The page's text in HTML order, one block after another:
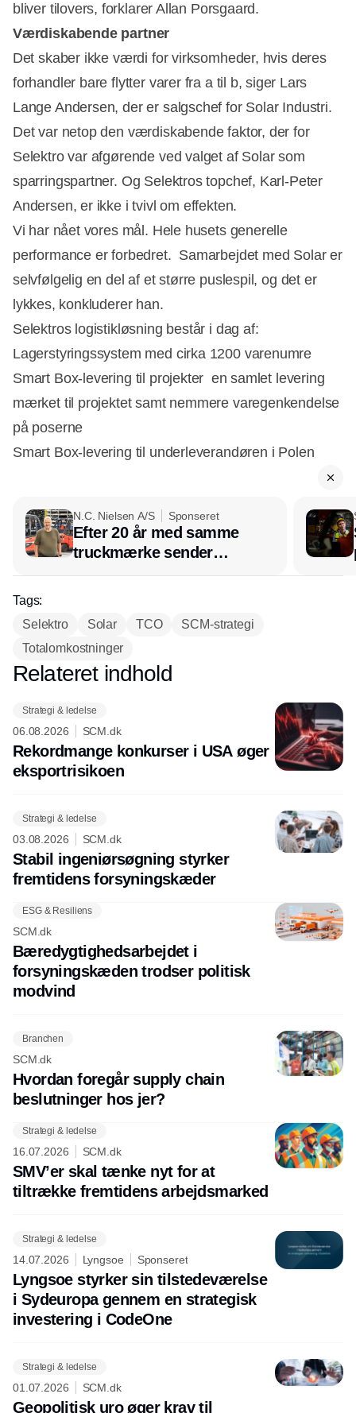
bliver tilovers, forklarer Allan Porsgaard.
Værdiskabende partner
Det skaber ikke værdi for virksomheder, hvis deres
forhandler bare flytter varer fra a til b, siger Lars
Lange Andersen, der er salgschef for Solar Industri.
Det var netop den værdiskabende faktor, der for
Selektro var afgørende ved valget af Solar som
sparringspartner. Og Selektros topchef, Karl-Peter
Andersen, er ikke i tvivl om effekten.
Vi har nået vores mål. Hele husets generelle
performance er forbedret. Samarbejdet med Solar er
selvfølgelig en del af et større puslespil, og det er
lykkes, konkluderer han.
Selektros logistikløsning består i dag af:
Lagerstyringssystem med cirka 1200 varenumre
Smart Box-levering til projekter  en samlet levering
mærket til projektet samt nemmere varegenkendelse
på poserne
Smart Box-levering til underleverandøren i Polen
N.C. Nielsen A/S Sponseret
Efter 20 år med samme
truckmærke sender
lagerchef stafetten videre
Tags:
Selektro
Solar TCO
SCM-strategi
Totalomkostninger
Annonce
Relateret indhold
Strategi & ledelse
06.08.2026 SCM.dk
Rekordmange konkurser i USA øger
eksport­risikoen
Strategi & ledelse
03.08.2026 SCM.dk
Stabil ingeniørsøgning styrker
fremtidens forsyningskæder
ESG & Resiliens
SCM.dk
Bæredygtighedsarbejdet i
forsyningskæden trodser politisk
modvind
Branchen
SCM.dk
Hvordan foregår supply chain
beslutninger hos jer?
Strategi & ledelse
16.07.2026 SCM.dk
SMV’er skal tænke nyt for at
tiltrække fremtidens arbejdsmarked
Strategi & ledelse
14.07.2026 Lyngsoe Sponseret
Lyngsoe styrker sin tilstedeværelse
i Sydeuropa gennem en strategisk
investering i CodeOne
Strategi & ledelse
01.07.2026 SCM.dk
Geopolitisk uro øger krav til